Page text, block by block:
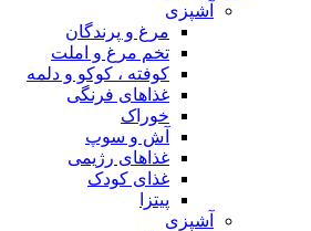
آشپزی
مرغ و پرندگان
تخم مرغ و املت
کوفته ، کوکو و دلمه
غذاهای فرنگی
خوراک
آش و سوپ
غذاهای رژیمی
غذای کودک
پیتزا
آشپزی